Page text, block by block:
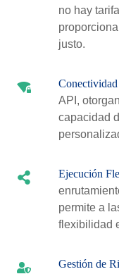
no hay
justo.
API,
capacidad
Ejecución
permite a
flexibilidad
Gestión de